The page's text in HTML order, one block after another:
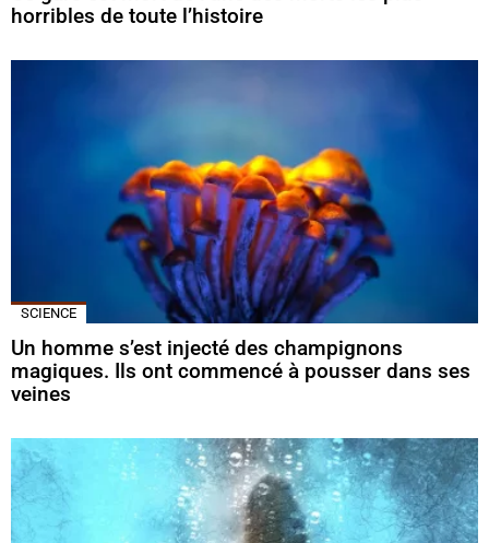
horribles de toute l’histoire
SCIENCE
Un homme s’est injecté des champignons
magiques. Ils ont commencé à pousser dans ses
veines